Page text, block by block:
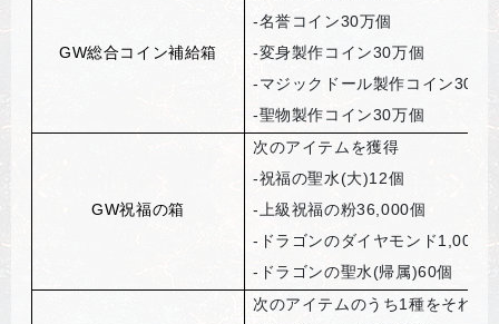
GW総合コイン補給箱
-名誉コイン30万個
-変身製作コイン30万個
-マジックドール製作コイン30万
-聖物製作コイン30万個
GW祝福の箱
次のアイテムを獲得
-祝福の聖水(大)12個
- 上級祝福の粉36,000個
- ドラゴンのダイヤモンド1,000個
- ドラゴンの聖水(帰属)60個
次のアイテムのうち1種をそれぞ